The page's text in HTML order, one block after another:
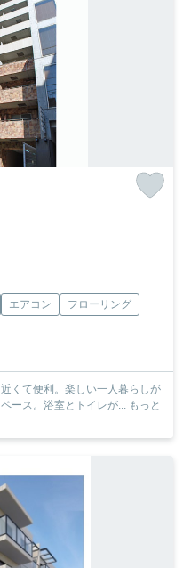
エアコン
フローリング
くて便利。楽しい一人暮らしが
ース。浴室とトイレが... もっと